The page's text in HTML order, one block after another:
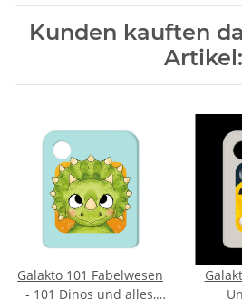
Kunden kauften
Artikel:
Galakto 101 Fabelwesen
- 101 Dinos und alles,